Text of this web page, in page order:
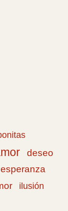
deseo
esperanza
ilusión